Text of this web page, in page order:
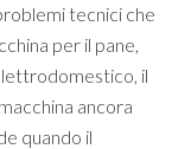
tecnici che
per il pane,
il
ancora
quando il